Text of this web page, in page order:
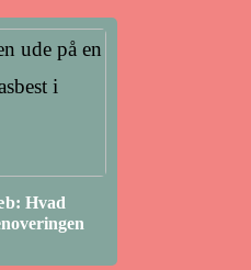
Hvad